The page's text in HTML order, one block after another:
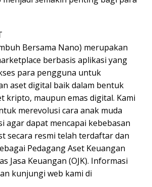
Bersama Nano) merupakan
berbasis aplikasi yang
para pengguna untuk
aset digital baik dalam bentuk
kripto, maupun emas digital. Kami
merevolusi cara anak muda
agar dapat mencapai kebebasan
secara resmi telah terdaftar dan
Pedagang Aset Keuangan
Jasa Keuangan (OJK). Informasi
kunjungi web kami di